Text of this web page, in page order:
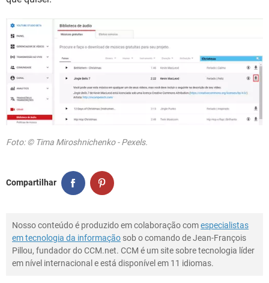
Foto: © Tima Miroshnichenko - Pexels.
Compartilhar
Nosso conteúdo é produzido em colaboração comespecialistas
em tecnologia da informação sob o comando de Jean-François
Pillou, fundador do CCM.net. CCM é um site sobre tecnologia líder
em nível internacional e está disponível em 11 idiomas.